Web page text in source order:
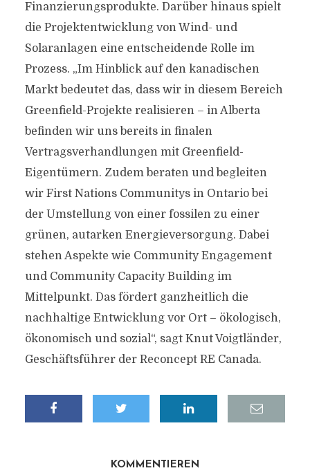
Finanzierungsprodukte. Darüber hinaus spielt
die Projektentwicklung von Wind- und
Solaranlagen eine entscheidende Rolle im
Prozess. „Im Hinblick auf den kanadischen
Markt bedeutet das, dass wir in diesem Bereich
Greenfield-Projekte realisieren – in Alberta
befinden wir uns bereits in finalen
Vertragsverhandlungen mit Greenfield-
Eigentümern. Zudem beraten und begleiten
wir First Nations Communitys in Ontario bei
der Umstellung von einer fossilen zu einer
grünen, autarken Energieversorgung. Dabei
stehen Aspekte wie Community Engagement
und Community Capacity Building im
Mittelpunkt. Das fördert ganzheitlich die
nachhaltige Entwicklung vor Ort – ökologisch,
ökonomisch und sozial“, sagt Knut Voigtländer,
Geschäftsführer der Reconcept RE Canada.
KOMMENTIEREN